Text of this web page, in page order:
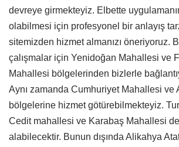
devreye girmekteyiz. Elbette
olabilmesi için profesyonel bir anlayış
sitemizden hizmet almanızı öneriyoruz.
çalışmalar için Yenidoğan Mahallesi ve
Mahallesi bölgelerinden bizlerle
Aynı zamanda Cumhuriyet Mahallesi ve
bölgelerine hizmet götürebilmekteyiz.
Cedit mahallesi ve Karabaş Mahallesi
alabilecektir. Bunun dışında Alikahya